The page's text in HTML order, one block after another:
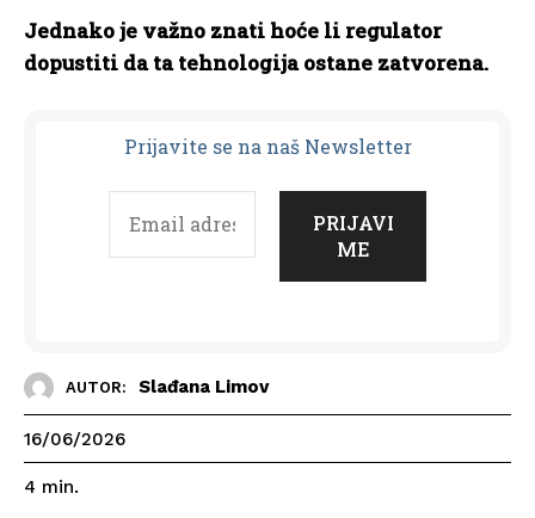
Jednako je važno znati hoće li regulator
dopustiti da ta tehnologija ostane zatvorena.
Prijavite se na naš Newsletter
AUTOR: Slađana Limov
16/06/2026
4 min.